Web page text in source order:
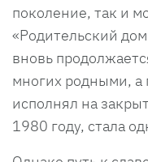
поколение, так и
«Родительский
вновь
многих родными, а
исполнял на
1980 году, стала